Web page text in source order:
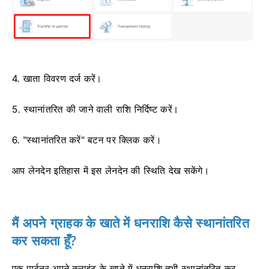
4. खाता विवरण दर्ज करें।
5. स्थानांतरित की जाने वाली राशि निर्दिष्ट करें।
6. "स्थानांतरित करें" बटन पर क्लिक करें।
आप लेनदेन इतिहास में इस लेनदेन की स्थिति देख सकेंगे।
मैं अपने ग्राहक के खाते में धनराशि कैसे स्थानांतरित
कर सकता हूँ?